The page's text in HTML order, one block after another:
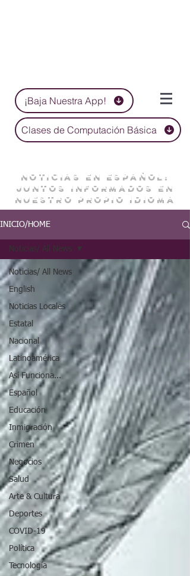
¡Baja Nuestra App!
Clases de Computación Básica
NOTICIAS EN ESPAÑOL:
JUNTOS INFORMADOS EN
NUESTRO PROPIO IDIOMA
INICIO/HOME
Noticias/ All News
English
Noticias Locales
Estatal
Nacional
Latinoamérica
Así Funciona...
Español
Educación
Inmigración
Crimen
Negocios
Salud
Arte & Cultura
Deportes
COVID-19
Política
Tecnología
Noticias/ All News